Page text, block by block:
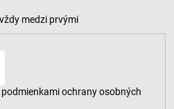
podmienkami ochrany osobných